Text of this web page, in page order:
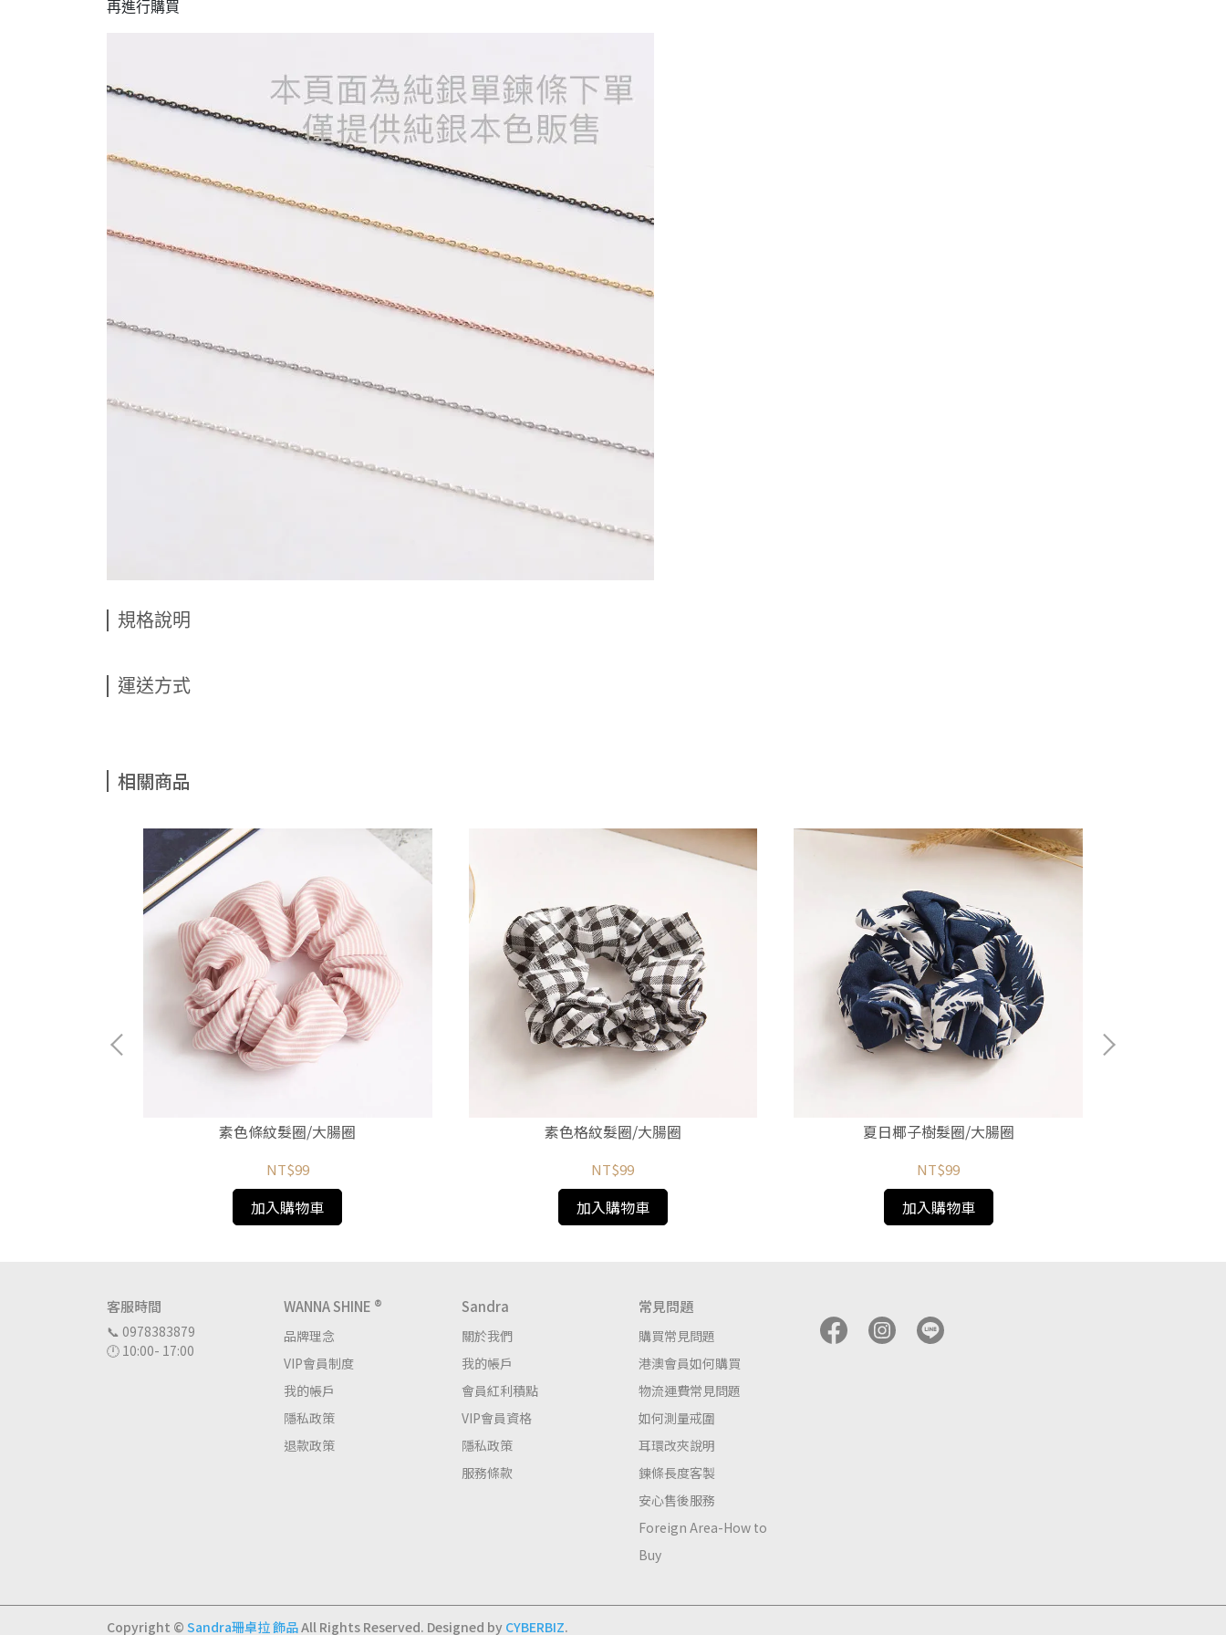
再進行購買
規格說明
運送方式
相關商品
素色條紋髮圈/大腸圈
NT$99
加入購物車
素色格紋髮圈/大腸圈
NT$99
加入購物車
夏日椰子樹髮圈/大腸圈
NT$99
加入購物車
客服時間
📞 0978383879
🕛 10:00- 17:00
WANNA SHINE ®
品牌理念
VIP會員制度
我的帳戶
隱私政策
退款政策
Sandra
關於我們
我的帳戶
會員紅利積點
VIP會員資格
隱私政策
服務條款
常見問題
購買常見問題
港澳會員如何購買
物流運費常見問題
如何測量戒圍
耳環改夾說明
鍊條長度客製
安心售後服務
Foreign Area-How to
Buy
Copyright © Sandra珊卓拉 飾品All Rights Reserved. Designed by CYBERBIZ.